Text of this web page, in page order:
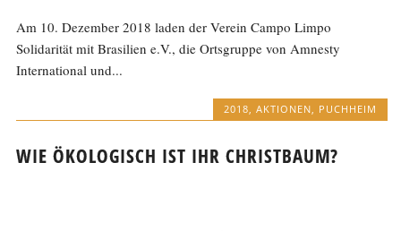
Am 10. Dezember 2018 laden der Verein Campo Limpo
Solidarität mit Brasilien e.V., die Ortsgruppe von Amnesty
International und...
2018, AKTIONEN, PUCHHEIM
WIE ÖKOLOGISCH IST IHR CHRISTBAUM?